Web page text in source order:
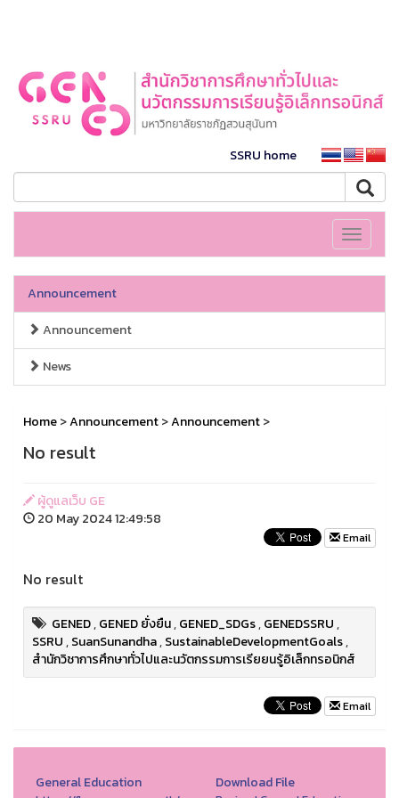
SSRU home
Toggle
Announcement
Announcement
News
Home>Announcement>Announcement>
No result
ผู้ดูแลเว็บ GE
20 May 2024 12:49:58
Email
No result
GENED,GENED ยั่งยืน,GENED_SDGs,GENEDSSRU,
SSRU,SuanSunandha,SustainableDevelopmentGoals,
สำนักวิชาการศึกษาทั่วไปและนวัตกรรมการเรียยนรู้อิเล็กทรอนิกส์
Email
General Education Download File